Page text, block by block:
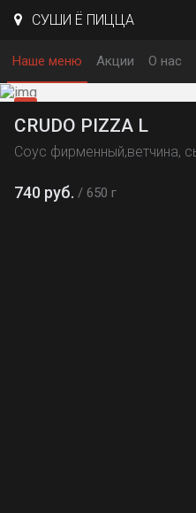
СУШИ Ё ПИЦЦА
Наше меню Акции О нас
CRUDO PIZZA L
Соус фирменный,ветчина,
740 руб. 650 г